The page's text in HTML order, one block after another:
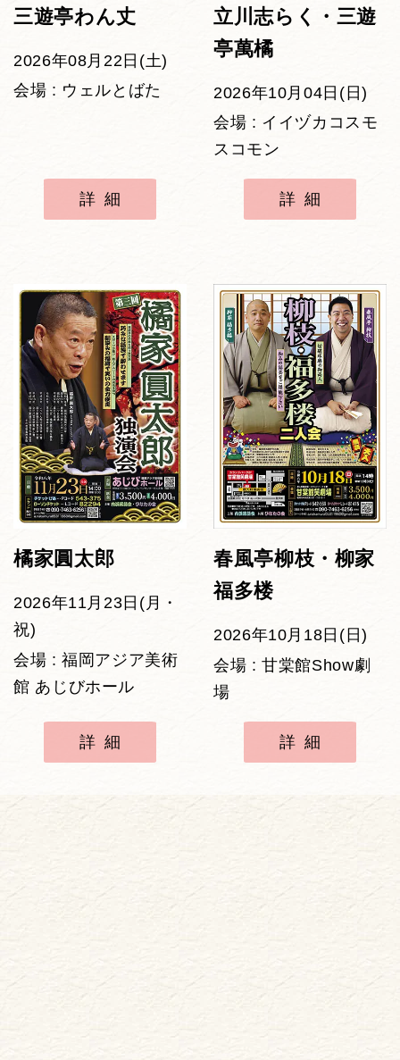
三遊亭わん丈
2026年08月22日(土)
会場 : ウェルとばた
詳細
立川志らく・三遊
亭萬橘
2026年10月04日(日)
会場 : イイヅカコスモ
スコモン
詳細
橘家圓太郎
2026年11月23日(月・
祝)
会場 : 福岡アジア美術
館 あじびホール
詳細
春風亭柳枝・柳家
福多楼
2026年10月18日(日)
会場 : 甘棠館Show劇
場
詳細